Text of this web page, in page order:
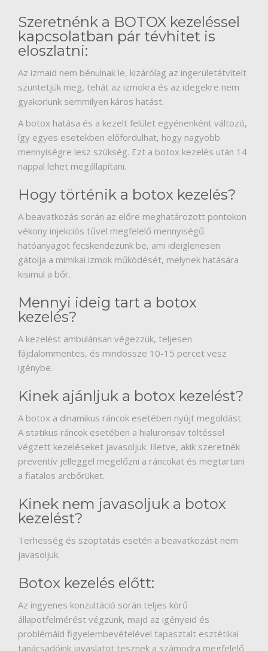
Szeretnénk a BOTOX kezeléssel
kapcsolatban pár tévhitet is
eloszlatni:
Az izmaid nem bénulnak le, kizárólag az ingerületátvitelt
szüntetjük meg, tehát az izmokra és az idegekre nem
gyakorlunk semmilyen káros hatást.
A botox hatása és a kezelt felület egyénenként változó,
így egyes esetekben előfordulhat, hogy nagyobb
mennyiségre lesz szükség. Ezt a botox kezelés után 14
nappal lehet megállapítani.
Hogy történik a botox kezelés?
A beavatkozás során az előre meghatározott pontokon
vékony injekciós tűvel megfelelő mennyiségű
hatóanyagot fecskendezünk be, ami ideiglenesen
gátolja a mimikai izmok működését, melynek hatására
kisimul a bőr.
Mennyi ideig tart a botox
kezelés?
A kezelést ambulánsan végezzük, teljesen
fájdalommentes, és mindössze 10-15 percet vesz
igénybe.
Kinek ajánljuk a botox kezelést?
A botox a dinamikus ráncok esetében nyújt megoldást.
A statikus ráncok esetében a hialuronsav töltéssel
végzett kezeléseket javasoljuk. Illetve, akik szeretnék
preventív jelleggel megelőzni a ráncokat és megtartani
a fiatalos arcbőrüket.
Kinek nem javasoljuk a botox
kezelést?
Terhesség és szoptatás esetén a beavatkozást nem
javasoljuk.
Botox kezelés előtt:
Az ingyenes konzultáció során teljes körű
állapotfelmérést végzünk, majd az igényeid és
problémáid figyelembevételével tapasztalt esztétikai
tanácsadóink javaslatot tesznek a számodra megfelelő